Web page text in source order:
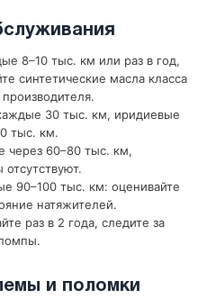
8–10 тыс. км или раз в год,
синтетические масла класса
30 тыс. км, иридиевые
тыс. км.
через 60–80 тыс. км,
90–100 тыс. км: оценивайте
натяжителей.
раз в 2 года, следите за
и поломки